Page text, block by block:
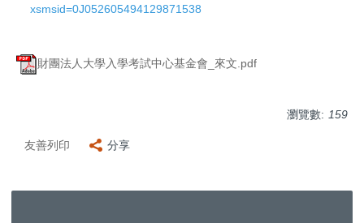
xsmsid=0J052605494129871538
財團法人大學入學考試中心基金會_來文.pdf
瀏覽數: 159
友善列印 分享